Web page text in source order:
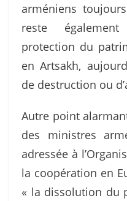
arméniens
reste
protection du
en Artsakh,
de destruction ou
Autre point
des ministres
adressée à
la coopération en
« la dissolution du